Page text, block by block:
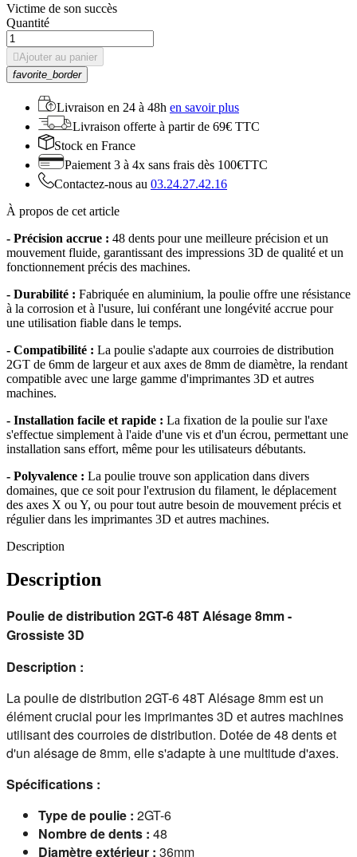
Victime de son succès
Quantité
Ajouter au panier
favorite_border
Livraison en 24 à 48h en savoir plus
Livraison offerte à partir de 69€ TTC
Stock en France
Paiement 3 à 4x sans frais dès 100€TTC
Contactez-nous au 03.24.27.42.16
À propos de cet article
- Précision accrue : 48 dents pour une meilleure précision et un
mouvement fluide, garantissant des impressions 3D de qualité et un
fonctionnement précis des machines.
- Durabilité : Fabriquée en aluminium, la poulie offre une résistance
à la corrosion et à l'usure, lui conférant une longévité accrue pour
une utilisation fiable dans le temps.
- Compatibilité : La poulie s'adapte aux courroies de distribution
2GT de 6mm de largeur et aux axes de 8mm de diamètre, la rendant
compatible avec une large gamme d'imprimantes 3D et autres
machines.
- Installation facile et rapide : La fixation de la poulie sur l'axe
s'effectue simplement à l'aide d'une vis et d'un écrou, permettant une
installation sans effort, même pour les utilisateurs débutants.
- Polyvalence : La poulie trouve son application dans divers
domaines, que ce soit pour l'extrusion du filament, le déplacement
des axes X ou Y, ou pour tout autre besoin de mouvement précis et
régulier dans les imprimantes 3D et autres machines.
Description
Description
Poulie de distribution 2GT-6 48T Alésage 8mm -
Grossiste 3D
Description :
La poulie de distribution 2GT-6 48T Alésage 8mm est un
élément crucial pour les imprimantes 3D et autres machines
utilisant des courroies de distribution. Dotée de 48 dents et
d'un alésage de 8mm, elle s'adapte à une multitude d'axes.
Spécifications :
Type de poulie : 2GT-6
Nombre de dents : 48
Diamètre extérieur : 36mm